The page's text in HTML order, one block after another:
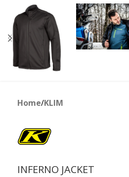
Home/KLIM
INFERNO JACKET